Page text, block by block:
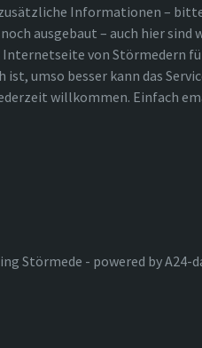
Informationen –
ausgebaut – auch hier sind
von Störmedern
ist, umso besser kann das
willkommen. Einfach
Störmede - powered by A24-